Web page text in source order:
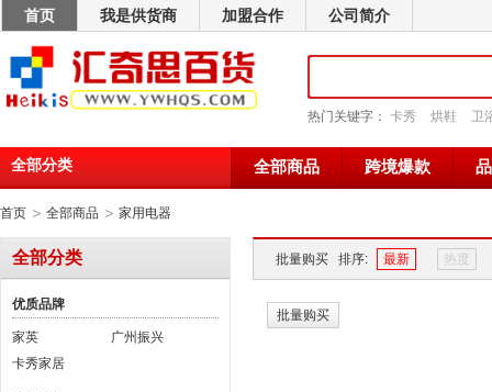
首页 我是供货商 加盟合作 公司简介
热门关键字： 卡秀 烘鞋 卫
全部分类 全部商品 跨境爆款
首页 > 全部商品 > 家用电器
全部分类
优质品牌
家英
广州振兴
卡秀家居
批量购买 排序: 最新 热度
批量购买